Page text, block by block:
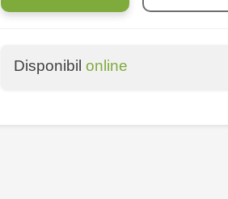
Disponibil online